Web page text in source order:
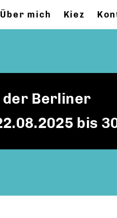
Über mich Kiez
der Berliner
bis